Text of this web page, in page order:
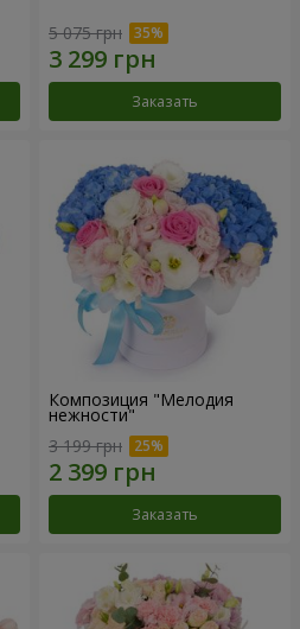
5 075 грн
Заказать
Композиция "Мелодия
нежности"
3 199 грн
Заказать